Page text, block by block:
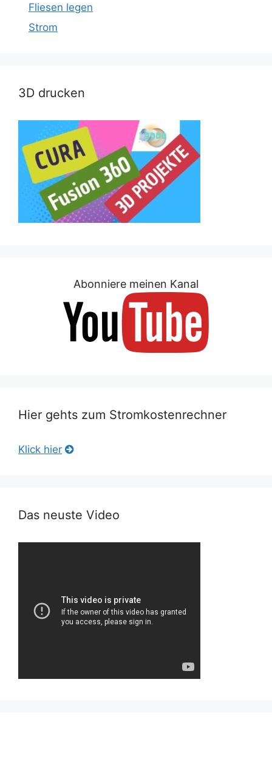
Fliesen legen
Strom
3D drucken
Abonniere meinen Kanal
Hier gehts zum Stromkostenrechner
Klick hier
Das neuste Video